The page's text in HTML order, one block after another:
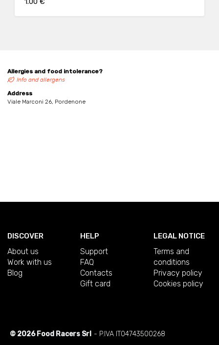
Allergies and food intolerance?
Info and allergens
Address
Viale Marconi 26, Pordenone
DISCOVER
About us
Work with us
Blog
HELP
Support
FAQ
Contacts
Gift card
LEGAL NOTICE
Terms and
conditions
Privacy policy
Cookies policy
© 2026 Food Racers Srl - P.IVA IT04743500268